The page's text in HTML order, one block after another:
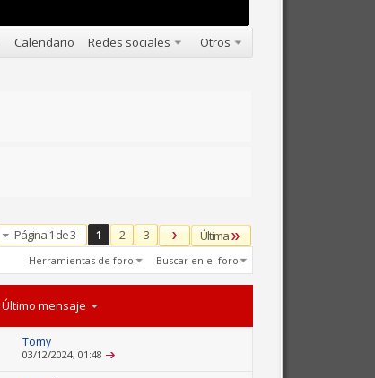
Calendario Redes sociales Otros
Página 1 de 3 1 2 3 Última
Herramientas de foro Buscar en el foro
Último mensaje
Tomy
03/12/2024, 01:48